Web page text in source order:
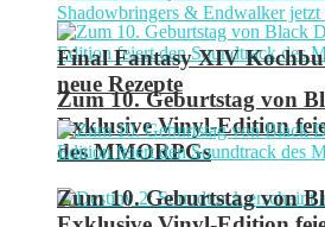
Zum 10. Geburtstag von
Exklusive Vinyl-Edition
des MMORPGs
Final Fantasy XIV
neue Rezepte
Zum 10. Geburtstag von